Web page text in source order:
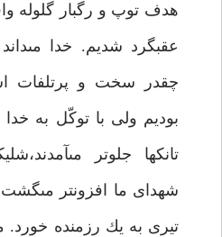
هدف توپ و رگبار گلوله
عقبگرد شديم. خدا
چقدر سخت و پرتلفات
بوديم ولى با توكّل به
تانك‏ها جلوتر
شهداى ما افزونتر
تيرى به يك رزمنده خورد.